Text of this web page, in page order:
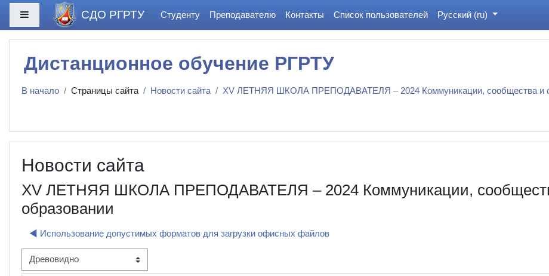
Перейти к основному содержанию
Боковая панельСДО РГРТУ Студенту Преподавателю Контакты Список пользователей Русский ‎(ru)‎
Дистанционное обучение РГРТУ
В начало Страницы сайта Новости сайта
XV ЛЕТНЯЯ ШКОЛА ПРЕПОДАВАТЕЛЯ – 2024 Коммуникации, сообщества и
Новости сайта
XV ЛЕТНЯЯ ШКОЛА ПРЕПОДАВАТЕЛЯ – 2024 Коммуникации,
образовании
◀︎ Использование допустимых форматов для загрузки офисных файлов
отображения